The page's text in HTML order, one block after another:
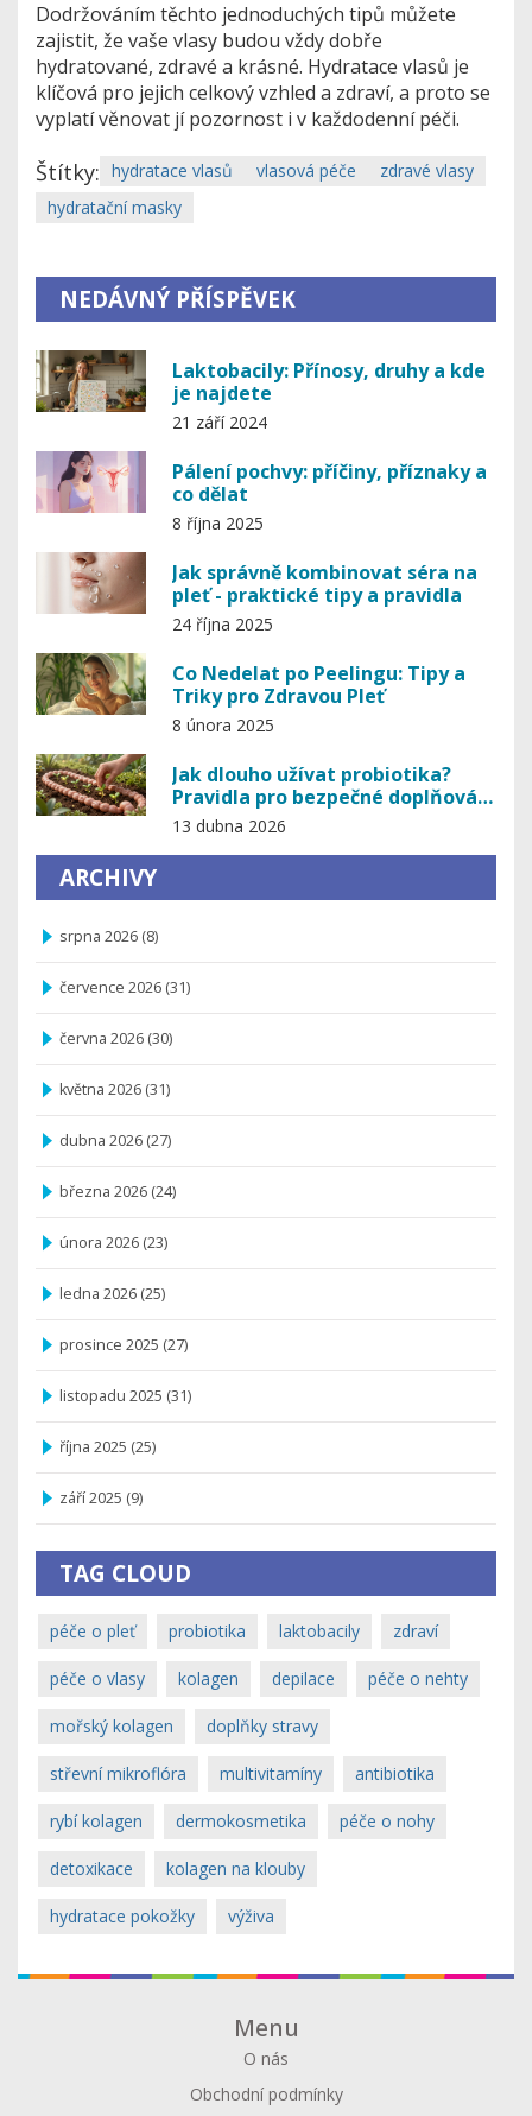
Dodržováním těchto jednoduchých tipů můžete
zajistit, že vaše vlasy budou vždy dobře
hydratované, zdravé a krásné. Hydratace vlasů je
klíčová pro jejich celkový vzhled a zdraví, a proto se
vyplatí věnovat jí pozornost i v každodenní péči.
Štítky: hydratace vlasů vlasová péče
zdravé vlasy
hydratační masky
NEDÁVNÝ PŘÍSPĚVEK
Laktobacily: Přínosy, druhy a kde
je najdete
21 září 2024
Pálení pochvy: příčiny, příznaky a
co dělat
8 října 2025
Jak správně kombinovat séra na
pleť - praktické tipy a pravidla
24 října 2025
Co Nedelat po Peelingu: Tipy a
Triky pro Zdravou Pleť
8 února 2025
Jak dlouho užívat probiotika?
Pravidla pro bezpečné doplňování
střev
13 dubna 2026
ARCHIVY
srpna 2026 (8)
července 2026 (31)
června 2026 (30)
května 2026 (31)
dubna 2026 (27)
března 2026 (24)
února 2026 (23)
ledna 2026 (25)
prosince 2025 (27)
listopadu 2025 (31)
října 2025 (25)
září 2025 (9)
TAG CLOUD
péče o pleť probiotika laktobacily zdraví
péče o vlasy kolagen depilace péče o nehty
mořský kolagen doplňky stravy
střevní mikroflóra multivitamíny antibiotika
rybí kolagen dermokosmetika péče o nohy
detoxikace kolagen na klouby
hydratace pokožky výživa
Menu
O nás
Obchodní podmínky